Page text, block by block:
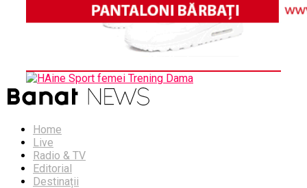
Home
Live
Radio & TV
Editorial
Destinații